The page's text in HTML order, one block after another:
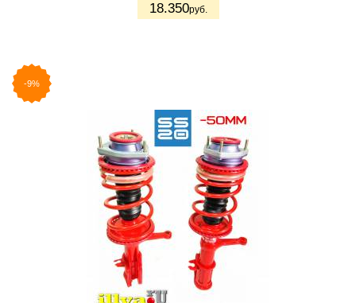
18.350руб.
-9%